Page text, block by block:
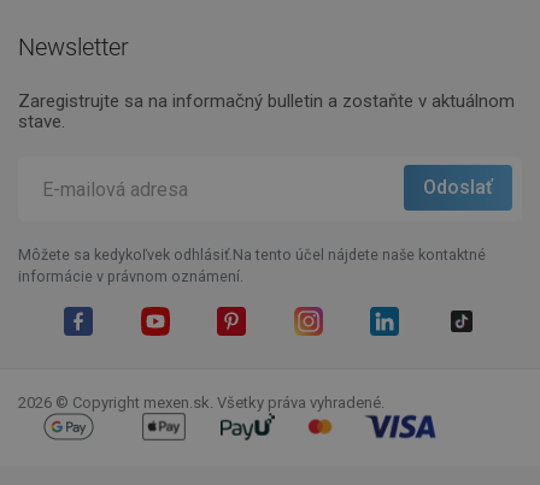
Newsletter
Zaregistrujte sa na informačný bulletin a zostaňte v aktuálnom
stave.
Môžete sa kedykoľvek odhlásiť.Na tento účel nájdete naše kontaktné
informácie v právnom oznámení.
2026 © Copyright mexen.sk. Všetky práva vyhradené.